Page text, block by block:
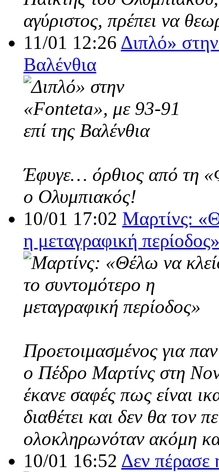
αγύριστος, πρέπει να
11/01 12:26 Διπλό»
Βαλένθια
Έφυγε… όρθιος από τη
ο Ολυμπιακός!
10/01 17:02 Μαρτίνς:
η μεταγραφική
Προετοιμασμένος για
ο Πέδρο Μαρτίνς στη
έκανε σαφές πως είναι
διαθέτει και δεν θα τον
ολοκληρωνόταν ακόμη
10/01 16:52 Δεν πέρασε